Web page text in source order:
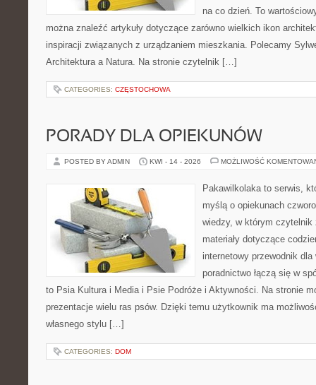
na co dzień. To
można znaleźć artykuły dotyczące zarówno wielkich ikon
inspiracji związanych z urządzaniem mieszkania. Polecamy
Architektura a Natura. Na stronie czytelnik […]
CATEGORIES: CZĘSTOCHOWA
PORADY DLA OPIEKUNÓW
POSTED BY ADMIN KWI - 14 - 2026 MOŻLIWOŚĆ
Pakawilkolaka to serwis,
myślą o opiekunach
wiedzy, w którym czytelnik
materiały dotyczące
internetowy przewodnik
poradnictwo łączą się w
to Psia Kultura i Media i Psie Podróże i Aktywności. Na stronie
prezentacje wielu ras psów. Dzięki temu użytkownik ma
własnego stylu […]
CATEGORIES: DOM